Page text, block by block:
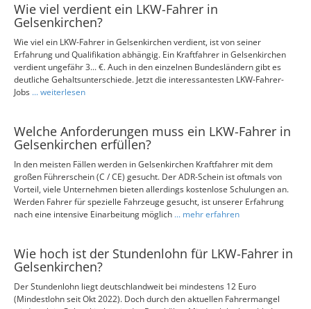
Wie viel verdient ein LKW-Fahrer in
Gelsenkirchen?
Wie viel ein LKW-Fahrer in Gelsenkirchen verdient, ist von seiner
Erfahrung und Qualifikation abhängig. Ein Kraftfahrer in Gelsenkirchen
verdient ungefähr 3... €. Auch in den einzelnen Bundesländern gibt es
deutliche Gehaltsunterschiede. Jetzt die interessantesten LKW-Fahrer-
Jobs ... weiterlesen
Welche Anforderungen muss ein LKW-Fahrer in
Gelsenkirchen erfüllen?
In den meisten Fällen werden in Gelsenkirchen Kraftfahrer mit dem
großen Führerschein (C / CE) gesucht. Der ADR-Schein ist oftmals von
Vorteil, viele Unternehmen bieten allerdings kostenlose Schulungen an.
Werden Fahrer für spezielle Fahrzeuge gesucht, ist unserer Erfahrung
nach eine intensive Einarbeitung möglich ... mehr erfahren
Wie hoch ist der Stundenlohn für LKW-Fahrer in
Gelsenkirchen?
Der Stundenlohn liegt deutschlandweit bei mindestens 12 Euro
(Mindestlohn seit Okt 2022). Doch durch den aktuellen Fahrermangel